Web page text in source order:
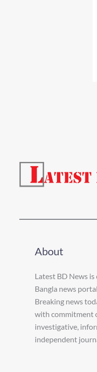
About
Latest BD News
Bangla news
Breaking news
with commitment
investigative,
independent